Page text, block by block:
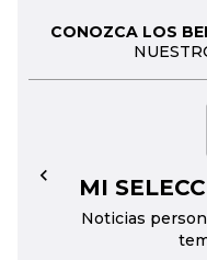
CONOZCA LOS
MI
Noticias
←